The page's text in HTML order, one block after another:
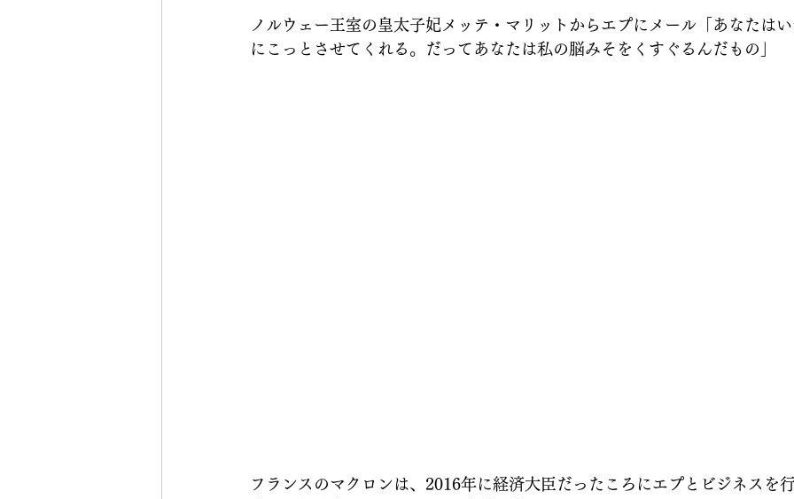
ノルウェー王室の皇太子妃メッテ・マリットからエプにメール「あなたは
にこっとさせてくれる。だってあなたは私の脳みそをくすぐるんだもの」
フランスのマクロンは、2016年に経済大臣だったころにエプとビジネスを